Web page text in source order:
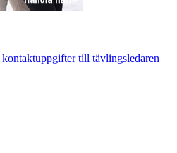
kontaktuppgifter till tävlingsledaren